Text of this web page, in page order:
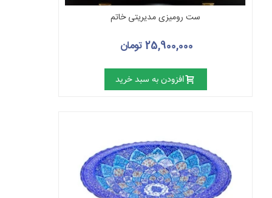
ست رومیزی مدیریتی خاتم
25,900,000 تومان
افزودن به سبد خرید